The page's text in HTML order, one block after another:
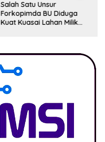
Salah Satu Unsur
Forkopimda BU Diduga
Kuat Kuasai Lahan Milik